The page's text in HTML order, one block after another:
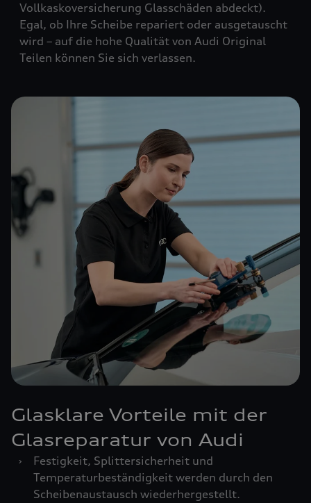
Vollkaskoversicherung Glasschäden abdeckt).
Egal, ob Ihre Scheibe repariert oder ausgetauscht
wird – auf die hohe Qualität von Audi Original
Teilen können Sie sich verlassen.
Glasklare Vorteile mit der
Glasreparatur von Audi
›
Festigkeit, Splittersicherheit und
Temperaturbeständigkeit werden durch den
Scheibenaustausch wiederhergestellt.